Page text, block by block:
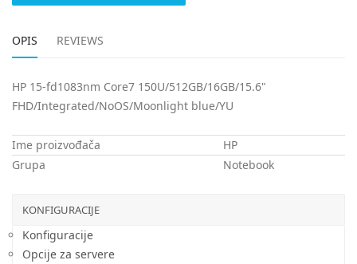
OPIS REVIEWS
HP 15-fd1083nm Core7 150U/512GB/16GB/15.6"
FHD/Integrated/NoOS/Moonlight blue/YU
Ime proizvođača
HP
Grupa
Notebook
KONFIGURACIJE
Konfiguracije
Opcije za servere